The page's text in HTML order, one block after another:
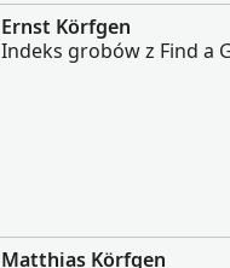
Ernst Körfgen
Indeks grobów z Find a
Matthias Körfgen